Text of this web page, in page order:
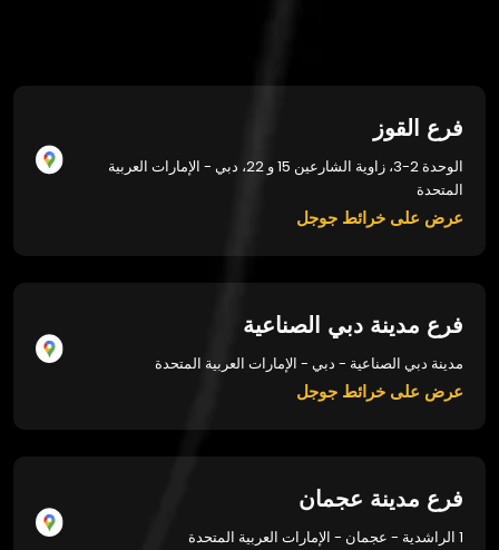
فرع القوز
الوحدة 2-3، زاوية الشارعين 15 و 22، دبي - الإمارات العربية
المتحدة
عرض على خرائط جوجل
فرع مدينة دبي الصناعية
مدينة دبي الصناعية - دبي - الإمارات العربية المتحدة
عرض على خرائط جوجل
فرع مدينة عجمان
1 الراشدية - عجمان - الإمارات العربية المتحدة